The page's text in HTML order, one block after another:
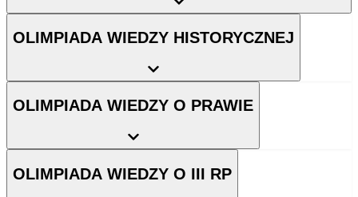
OLIMPIADA WIEDZY HISTORYCZNEJ
OLIMPIADA WIEDZY O PRAWIE
OLIMPIADA WIEDZY O III RP